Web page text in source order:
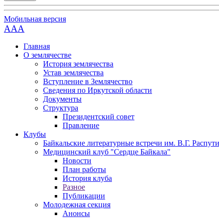
Мобильная версия
AAA
Главная
О землячестве
История землячества
Устав землячества
Вступление в Землячество
Сведения по Иркутской области
Документы
Структура
Президентский совет
Правление
Клубы
Байкальские литературные встречи им. В.Г.
Медицинский клуб "Сердце Байкала"
Новости
План работы
История клуба
Разное
Публикации
Молодежная секция
Анонсы